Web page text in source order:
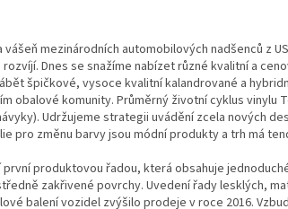
mezinárodních automobilových nadšenců z
rozvíjí.Dnes se snažíme nabízet různé kvalitní a
špičkové, vysoce kvalitní kalandrované a
obalové komunity.Průměrný životní cyklus vinylu
Udržujeme strategii uvádění zcela nových
pro změnu barvy jsou módní produkty a trh má
první produktovou řadou, která obsahuje
zakřivené povrchy. Uvedení řady lesklých,
balení vozidel zvýšilo prodeje v roce 2016.